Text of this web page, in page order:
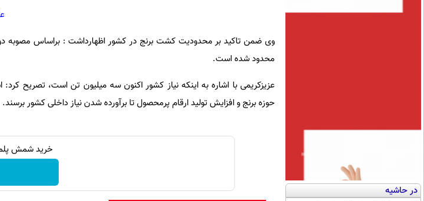
در حاشیه
وی ضمن تاکید بر محدودیت کشت برنج در کشور اظهارداشت : براساس مصوبه
محدود شده است.
عزیزکریمی با اشاره به اینکه نیاز کشور اکنون سه میلیون تن است، تصریح
حوزه برنج و افزایش تولید ارقام پرمحصول تا برآورده شدن نیاز داخلی کشور برسند.
خرید شمش پلمپ